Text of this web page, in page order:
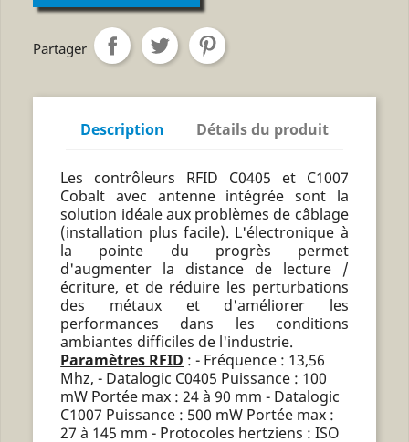
Partager
Description Détails du produit
Les contrôleurs RFID C0405 et C1007
Cobalt avec antenne intégrée sont la
solution idéale aux problèmes de câblage
(installation plus facile). L'électronique à
la pointe du progrès permet
d'augmenter la distance de lecture /
écriture, et de réduire les perturbations
des métaux et d'améliorer les
performances dans les conditions
ambiantes difficiles de l'industrie.
Paramètres RFID : - Fréquence : 13,56
Mhz, - Datalogic C0405 Puissance : 100
mW Portée max : 24 à 90 mm - Datalogic
C1007 Puissance : 500 mW Portée max :
27 à 145 mm - Protocoles hertziens : ISO